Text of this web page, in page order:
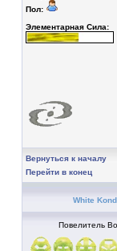
Пол:
Элементарная Сила:
Вернуться к началу
Перейти в конец
White
Повелитель